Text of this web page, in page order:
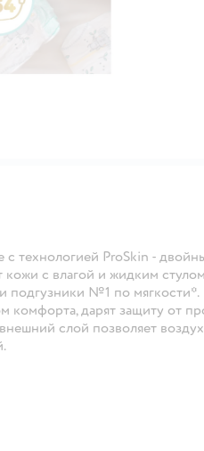
с технологией ProSkin -
с влагой и жидким
подгузники №1 по мягкости*.
комфорта, дарят защиту от
слой позволяет